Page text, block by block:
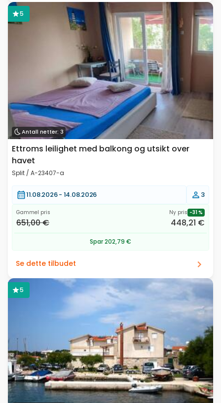
Antall netter: 3
5
Ettroms leilighet med balkong og utsikt over
havet
Split / A-23407-a
11.08.2026 - 14.08.2026 3
Gammel pris
651,00 €
Ny pris -31 %
448,21 €
Spar 202,79 €
Se dette tilbudet
5